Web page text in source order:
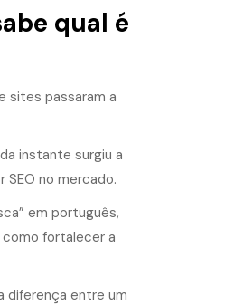
qual é
sites passaram a
instante surgiu a
no mercado.
em português,
como fortalecer a
diferença entre um